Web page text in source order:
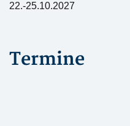
22.-25.10.2027
Termine